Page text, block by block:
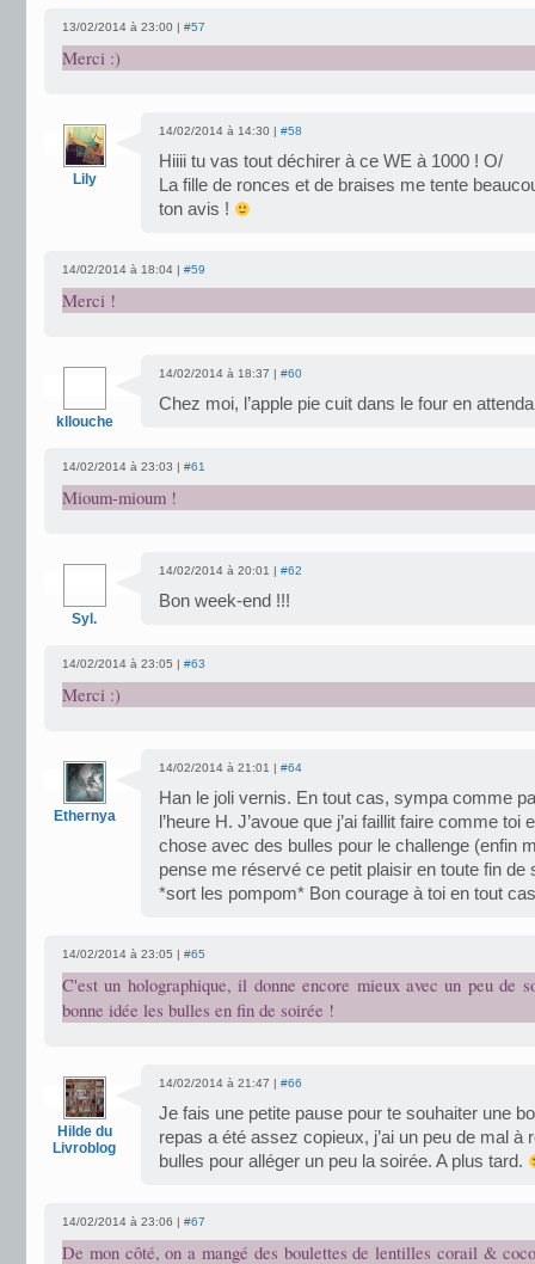
13/02/2014 à 23:00 | #57
Merci :)
Lily
14/02/2014 à 14:30 | #58
Hiiii tu vas tout déchirer à ce WE à 1000 ! O/
La fille de ronces et de braises me tente
ton avis !
14/02/2014 à 18:04 | #59
Merci !
kllouche
14/02/2014 à 18:37 | #60
Chez moi, l’apple pie cuit dans le four en
14/02/2014 à 23:03 | #61
Mioum-mioum !
Syl.
14/02/2014 à 20:01 | #62
Bon week-end !!!
14/02/2014 à 23:05 | #63
Merci :)
Ethernya
14/02/2014 à 21:01 | #64
Han le joli vernis. En tout cas, sympa comme
l’heure H. J’avoue que j’ai faillit faire comme
chose avec des bulles pour le challenge (enfin
pense me réservé ce petit plaisir en toute fin de
*sort les pompom* Bon courage à toi en tout
14/02/2014 à 23:05 | #65
C'est un holographique, il donne encore mieux avec un peu de
bonne idée les bulles en fin de soirée !
Hilde du
Livroblog
14/02/2014 à 21:47 | #66
Je fais une petite pause pour te souhaiter une
repas a été assez copieux, j’ai un peu de mal à
bulles pour alléger un peu la soirée. A plus tard.
14/02/2014 à 23:06 | #67
De mon côté, on a mangé des boulettes de lentilles corail &